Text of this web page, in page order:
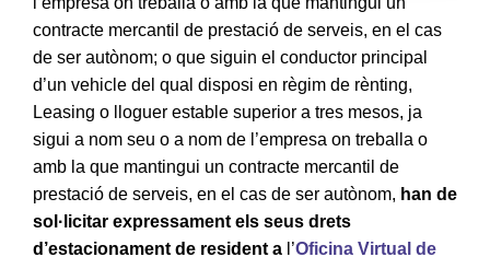
contracte mercantil de prestació de serveis, en el cas
de ser autònom; o que siguin el conductor principal
d’un vehicle del qual disposi en règim de rènting,
Leasing o lloguer estable superior a tres mesos, ja
sigui a nom seu o a nom de l’empresa on treballa o
amb la que mantingui un contracte mercantil de
prestació de serveis, en el cas de ser autònom, han de
sol·licitar expressament els seus drets
d’estacionament de resident a l’Oficina Virtual de